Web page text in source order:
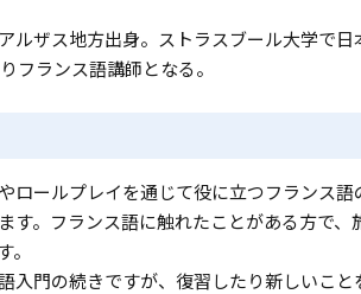
ルザス地方出身。ストラスブール大学で
フランス語講師となる。
ロールプレイを通じて役に立つフランス
す。フランス語に触れたことがある方で
入門の続きですが、復習したり新しいこ